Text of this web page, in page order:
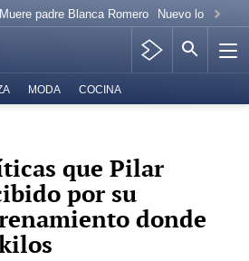
Muere padre Blanca Romero Nuevo look Paz
MODA COCINA
que Pilar
por su
donde